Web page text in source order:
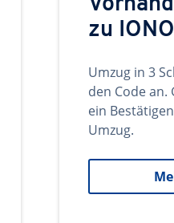
zu
Umzug in 3
den Code an.
ein
Umzug.